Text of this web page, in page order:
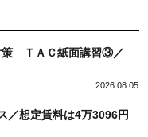
策 ＴＡＣ紙面講習③／
2026.08.05
／想定賃料は4万3096円